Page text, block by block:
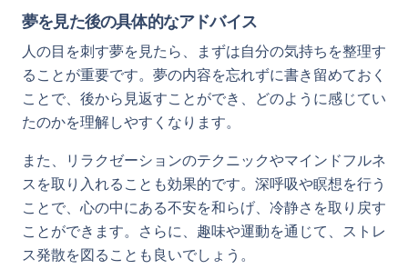
夢を見た後の具体的なアドバイス
人の目を刺す夢を見たら、まずは自分の気持ちを整理す
ることが重要です。夢の内容を忘れずに書き留めておく
ことで、後から見返すことができ、どのように感じてい
たのかを理解しやすくなります。
また、リラクゼーションのテクニックやマインドフルネ
スを取り入れることも効果的です。深呼吸や瞑想を行う
ことで、心の中にある不安を和らげ、冷静さを取り戻す
ことができます。さらに、趣味や運動を通じて、ストレ
ス発散を図ることも良いでしょう。